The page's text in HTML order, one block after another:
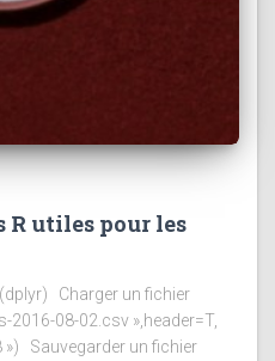
R utiles pour les
Charger un fichier
2016-08-02.csv »,header=T,
») Sauvegarder un fichier